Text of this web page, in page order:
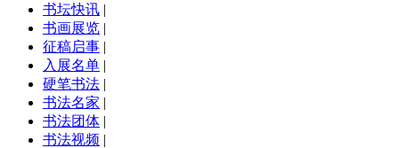
书坛快讯 |
书画展览 |
征稿启事 |
入展名单 |
硬笔书法 |
书法名家 |
书法团体 |
书法视频 |